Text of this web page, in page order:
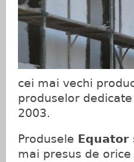
cei mai vechi
produselor
2003.
Produsele Equator
mai presus de